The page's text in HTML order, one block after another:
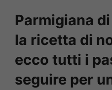
Parmigiana
la ricetta di
ecco tutti i
seguire per